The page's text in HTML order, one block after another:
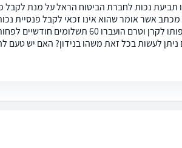
שלי מוכר בביטוח לאומי כנכה 100%.. הגשנו תביעת נכות לחברת הביטוח
מהם מכתב אשר אומר שהוא אינו זכאי לקבל
במכתב נאמר מפני שנכותך עקב מחלה נגרמה לפני הצטרפותו
לעשות בכל זאת משהו בנידון? האם יש טעם